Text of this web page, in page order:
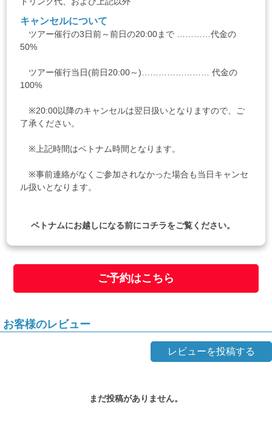
キャンセルについて
ツアー催行の3日前～前日の20:00まで …………代金の
50%
ツアー催行当日(前日20:00～)…………………… 代金の
100%
※20:00以降のキャンセルは翌日扱いとなりますので、ご
了承ください。
※上記時間はベトナム時間となります。
※事前連絡がなくご参加されなかった場合も当日キャンセ
ル扱いとなります。
ベトナムにお越しになる前にコチラをご覧ください。
ご予約はこちら
お客様のレビュー
レビューを投稿する
まだ投稿がありません。